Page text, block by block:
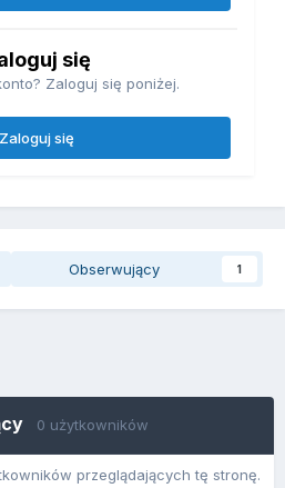
się
Zaloguj się poniżej.
Zaloguj się
Obserwujący 1
0 użytkowników
przeglądających tę stronę.